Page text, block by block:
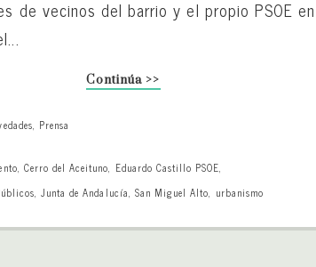
de vecinos del barrio y el propio PSOE en
Continúa >>
, Prensa
, Cerro del Aceituno, Eduardo Castillo PSOE,
, Junta de Andalucía, San Miguel Alto, urbanismo